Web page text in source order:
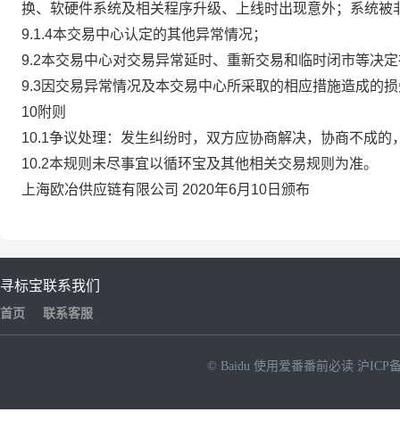
换、软硬件系统及相关程序升级、上线时出现意外；系统
9.1.4本交易中心认定的其他异常情况；
9.2本交易中心对交易异常延时、重新交易和临时闭市等决
9.3因交易异常情况及本交易中心所采取的相应措施造成的
10附则
10.1争议处理：发生纠纷时，双方应协商解决，协商不成
10.2本规则未尽事宜以循环宝及其他相关交易规则为准。
上海欧冶供应链有限公司 2020年6月10日颁布
寻标宝
首页
联系我们
联系客服
© Baidu 使用爱番番前必读 沪ICP